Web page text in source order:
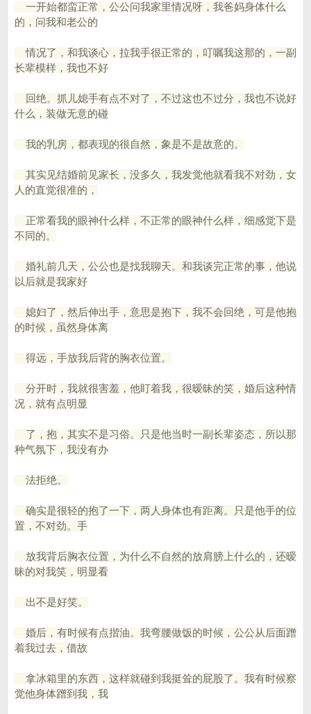
一开始都蛮正常，公公问我家里情况呀，我爸妈身体什么
的，问我和老公的
情况了，和我谈心，拉我手很正常的，叮嘱我这那的，一副
长辈模样，我也不好
回绝。抓儿媳手有点不对了，不过这也不过分，我也不说好
什么，装做无意的碰
我的乳房，都表现的很自然，象是不是故意的。
其实见结婚前见家长，没多久，我发觉他就看我不对劲，女
人的直觉很准的，
正常看我的眼神什么样，不正常的眼神什么样，细感觉下是
不同的。
婚礼前几天，公公也是找我聊天。和我谈完正常的事，他说
以后就是我家好
媳妇了，然后伸出手，意思是抱下，我不会回绝，可是他抱
的时候，虽然身体离
得远，手放我后背的胸衣位置。
分开时，我就很害羞，他盯着我，很暧昧的笑，婚后这种情
况，就有点明显
了，抱，其实不是习俗。只是他当时一副长辈姿态，所以那
种气氛下，我没有办
法拒绝。
确实是很轻的抱了一下，两人身体也有距离。只是他手的位
置，不对劲。手
放我背后胸衣位置，为什么不自然的放肩膀上什么的，还暧
昧的对我笑，明显看
出不是好笑。
婚后，有时候有点揩油。我弯腰做饭的时候，公公从后面蹭
着我过去，借故
拿冰箱里的东西，这样就碰到我挺耸的屁股了。我有时候察
觉他身体蹭到我，我